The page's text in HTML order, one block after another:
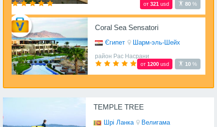
80 %
от321 usd
Coral Sea Sensatori
Єгипет Шарм-эль-Шейх
район Рас Насрани
10 %
от1200 usd
TEMPLE TREE
Шрі Ланка Велигама